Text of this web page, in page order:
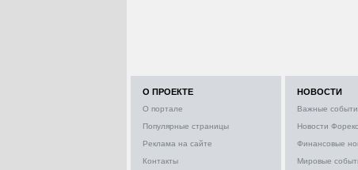
О ПРОЕКТЕ
О портале
Популярные страницы
Реклама на сайте
Контакты
НОВОСТИ
Важные
Новости Форекс
Финансовые
Мировые